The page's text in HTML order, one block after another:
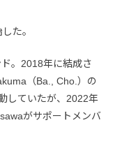
た。
。2018年に結成さ
（Ba., Cho.）の
していたが、2022年
がサポートメンバ